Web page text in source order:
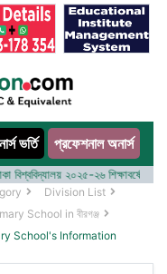
ভর্তি প্রফেশনাল অনার্স
বিশ্ববিদ্যালয় ২০২৫-২৬ শিক্ষাবর্ষে
Division List
School in বীরগঞ্জ
School's Information